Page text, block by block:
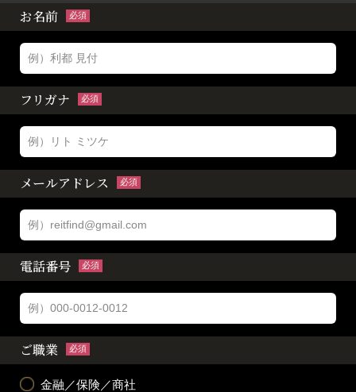
お名前 必須
フリガナ 必須
メールアドレス 必須
電話番号 必須
ご職業 必須
金融／保険／商社